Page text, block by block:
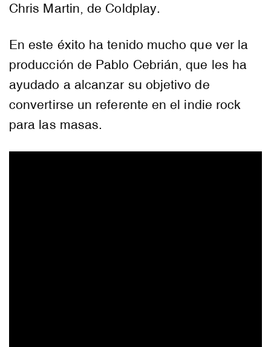
Chris Martin, de Coldplay.
En este éxito ha tenido mucho que ver la
producción de Pablo Cebrián, que les ha
ayudado a alcanzar su objetivo de
convertirse un referente en el indie rock
para las masas.